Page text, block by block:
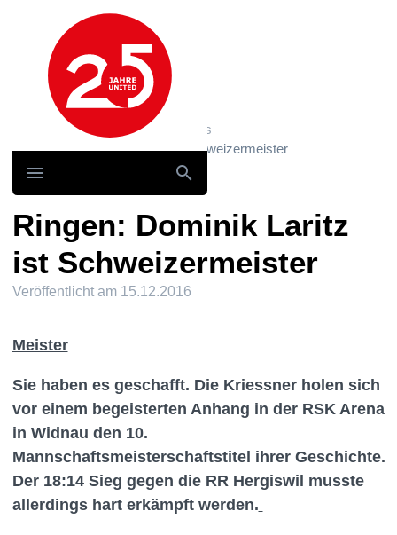
Hauptnavigation
News und Storys / News
Ringen: Dominik Laritz ist Schweizermeister
Ringen: Dominik Laritz
ist Schweizermeister
Veröffentlicht am 15.12.2016
Meister
Sie haben es geschafft. Die Kriessner holen sich
vor einem begeisterten Anhang in der RSK Arena
in Widnau den 10.
Mannschaftsmeisterschaftstitel ihrer Geschichte.
Der 18:14 Sieg gegen die RR Hergiswil musste
allerdings hart erkämpft werden.